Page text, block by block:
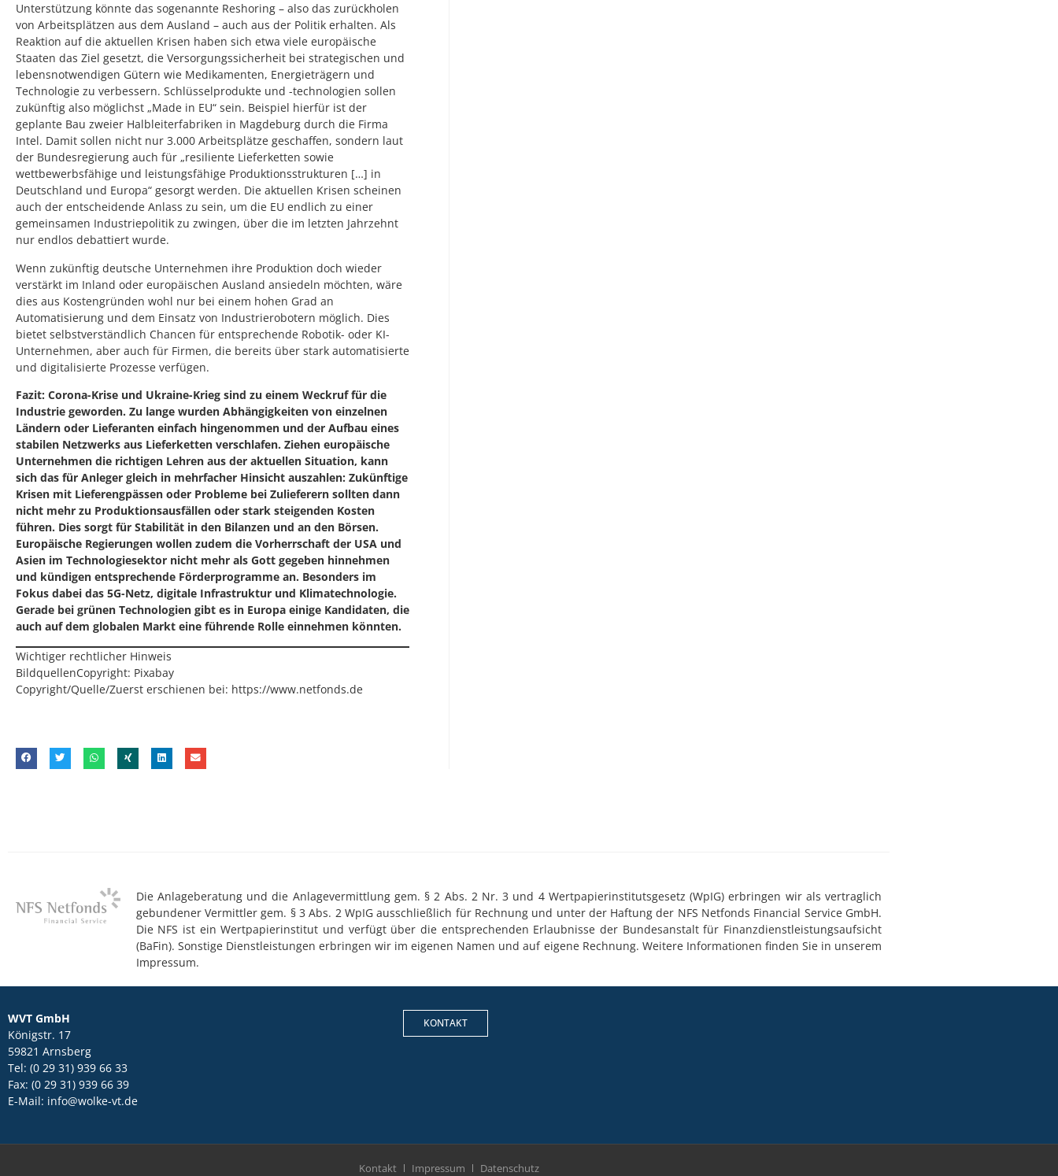
Unterstützung könnte das sogenannte Reshoring – also das zurückholen
von Arbeitsplätzen aus dem Ausland – auch aus der Politik erhalten. Als
Reaktion auf die aktuellen Krisen haben sich etwa viele europäische
Staaten das Ziel gesetzt, die Versorgungssicherheit bei strategischen und
lebensnotwendigen Gütern wie Medikamenten, Energieträgern und
Technologie zu verbessern. Schlüsselprodukte und -technologien sollen
zukünftig also möglichst „Made in EU“ sein. Beispiel hierfür ist der
geplante Bau zweier Halbleiterfabriken in Magdeburg durch die Firma
Intel. Damit sollen nicht nur 3.000 Arbeitsplätze geschaffen, sondern laut
der Bundesregierung auch für „resiliente Lieferketten sowie
wettbewerbsfähige und leistungsfähige Produktionsstrukturen […] in
Deutschland und Europa“ gesorgt werden. Die aktuellen Krisen scheinen
auch der entscheidende Anlass zu sein, um die EU endlich zu einer
gemeinsamen Industriepolitik zu zwingen, über die im letzten Jahrzehnt
nur endlos debattiert wurde.
Wenn zukünftig deutsche Unternehmen ihre Produktion doch wieder
verstärkt im Inland oder europäischen Ausland ansiedeln möchten, wäre
dies aus Kostengründen wohl nur bei einem hohen Grad an
Automatisierung und dem Einsatz von Industrierobotern möglich. Dies
bietet selbstverständlich Chancen für entsprechende Robotik- oder KI-
Unternehmen, aber auch für Firmen, die bereits über stark automatisierte
und digitalisierte Prozesse verfügen.
Fazit: Corona-Krise und Ukraine-Krieg sind zu einem Weckruf für die
Industrie geworden. Zu lange wurden Abhängigkeiten von einzelnen
Ländern oder Lieferanten einfach hingenommen und der Aufbau eines
stabilen Netzwerks aus Lieferketten verschlafen. Ziehen europäische
Unternehmen die richtigen Lehren aus der aktuellen Situation, kann
sich das für Anleger gleich in mehrfacher Hinsicht auszahlen: Zukünftige
Krisen mit Lieferengpässen oder Probleme bei Zulieferern sollten dann
nicht mehr zu Produktionsausfällen oder stark steigenden Kosten
führen. Dies sorgt für Stabilität in den Bilanzen und an den Börsen.
Europäische Regierungen wollen zudem die Vorherrschaft der USA und
Asien im Technologiesektor nicht mehr als Gott gegeben hinnehmen
und kündigen entsprechende Förderprogramme an. Besonders im
Fokus dabei das 5G-Netz, digitale Infrastruktur und Klimatechnologie.
Gerade bei grünen Technologien gibt es in Europa einige Kandidaten, die
auch auf dem globalen Markt eine führende Rolle einnehmen könnten.
Wichtiger rechtlicher Hinweis
BildquellenCopyright: Pixabay
Copyright/Quelle/Zuerst erschienen bei: https://www.netfonds.de
Die Anlageberatung und die Anlagevermittlung gem. § 2 Abs. 2 Nr. 3 und 4 Wertpapierinstitutsgesetz (WpIG) erbringen wir als vertraglich
gebundener Vermittler gem. § 3 Abs. 2 WpIG ausschließlich für Rechnung und unter der Haftung der NFS Netfonds Financial Service GmbH.
Die NFS ist ein Wertpapierinstitut und verfügt über die entsprechenden Erlaubnisse der Bundesanstalt für Finanzdienstleistungsaufsicht
(BaFin). Sonstige Dienstleistungen erbringen wir im eigenen Namen und auf eigene Rechnung. Weitere Informationen finden Sie in unserem
Impressum.
WVT GmbH
Königstr. 17
59821 Arnsberg
Tel: (0 29 31) 939 66 33
Fax: (0 29 31) 939 66 39
E-Mail: info@wolke-vt.de
KONTAKT
Kontakt Impressum Datenschutz